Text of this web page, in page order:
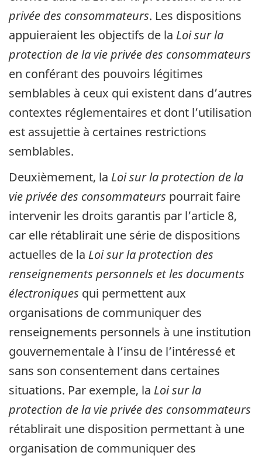
privée des consommateurs. Les dispositions
appuieraient les objectifs de la Loi sur la
protection de la vie privée des consommateurs
en conférant des pouvoirs légitimes
semblables à ceux qui existent dans d’autres
contextes réglementaires et dont l’utilisation
est assujettie à certaines restrictions
semblables.
Deuxièmement, la Loi sur la protection de la
vie privée des consommateurs pourrait faire
intervenir les droits garantis par l’article 8,
car elle rétablirait une série de dispositions
actuelles de la Loi sur la protection des
renseignements personnels et les documents
électroniques qui permettent aux
organisations de communiquer des
renseignements personnels à une institution
gouvernementale à l’insu de l’intéressé et
sans son consentement dans certaines
situations. Par exemple, la Loi sur la
protection de la vie privée des consommateurs
rétablirait une disposition permettant à une
organisation de communiquer des